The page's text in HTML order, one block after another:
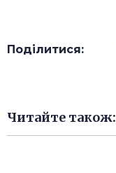
Поділитися:
Читайте також: